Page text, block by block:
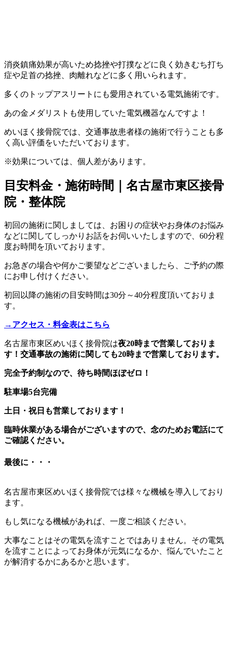
消炎鎮痛効果が高いため捻挫や打撲などに良く効きむち打ち
症や足首の捻挫、肉離れなどに多く用いられます。
多くのトップアスリートにも愛用されている電気施術です。
あの金メダリストも使用していた電気機器なんですよ！
めいほく接骨院では、交通事故患者様の施術で行うことも多
く高い評価をいただいております。
※効果については、個人差があります。
目安料金・施術時間｜名古屋市東区接骨
院・整体院
初回の施術に関しましては、お困りの症状やお身体のお悩み
などに関してしっかりお話をお伺いいたしますので、60分程
度お時間を頂いております。
お急ぎの場合や何かご要望などございましたら、ご予約の際
にお申し付けください。
初回以降の施術の目安時間は30分～40分程度頂いておりま
す。
→アクセス・料金表はこちら
名古屋市東区めいほく接骨院は夜20時まで営業しておりま
す！交通事故の施術に関しても20時まで営業しております。
完全予約制なので、待ち時間ほぼゼロ！
駐車場5台完備
土日・祝日も営業しております！
臨時休業がある場合がございますので、念のためお電話にて
ご確認ください。
最後に・・・
名古屋市東区めいほく接骨院では様々な機械を導入しており
ます。
もし気になる機械があれば、一度ご相談ください。
大事なことはその電気を流すことではありません。その電気
を流すことによってお身体が元気になるか、悩んでいたこと
が解消するかにあるかと思います。